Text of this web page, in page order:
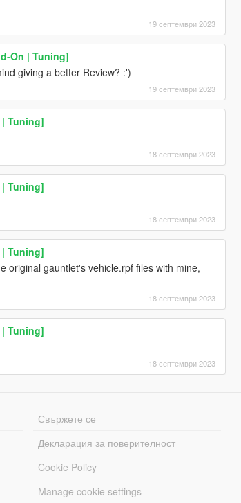
19 септември 2023
On | Tuning]
giving a better Review? :')
19 септември 2023
Tuning]
18 септември 2023
Tuning]
18 септември 2023
Tuning]
original gauntlet's vehicle.rpf files with mine,
18 септември 2023
Tuning]
18 септември 2023
Свържете се
Декларация за поверителност
Cookie Policy
Manage cookie settings